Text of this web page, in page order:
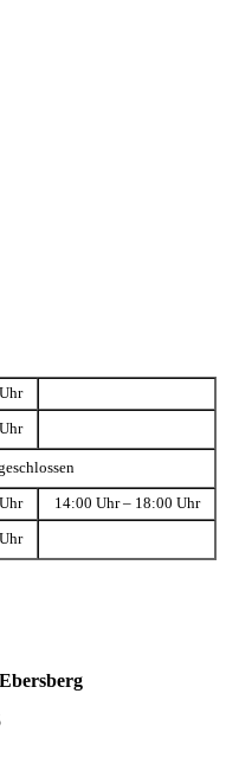
14:00 Uhr – 18:00 Uhr